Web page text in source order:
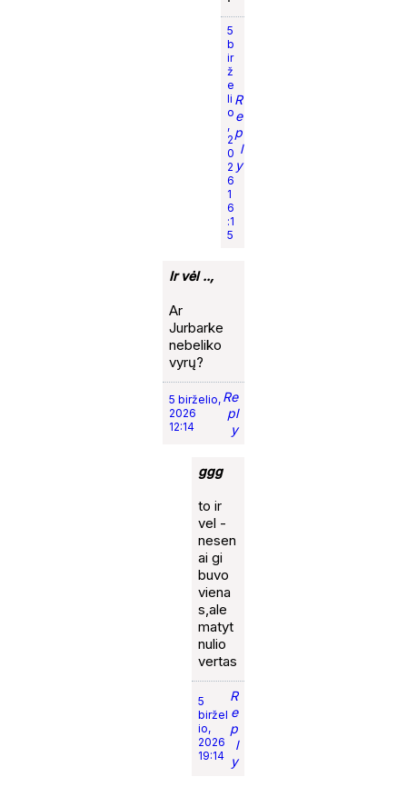
5
b
ir
ž
e
li
o
,
2
0
2
6
1
6
:1
5
R
e
p
l
y
Ir vėl ..,
Ar
Jurbarke
nebeliko
vyrų?
5 birželio,
2026
12:14
Re
pl
y
ggg
to ir
vel -
nesen
ai gi
buvo
viena
s,ale
matyt
nulio
vertas
5
biržel
io,
2026
19:14
R
e
p
l
y